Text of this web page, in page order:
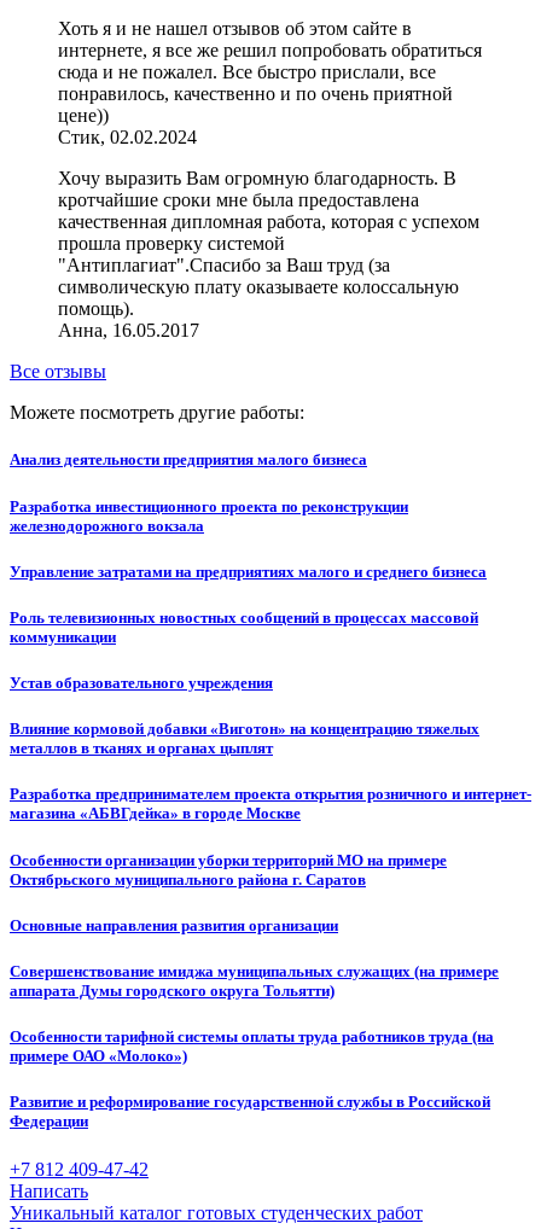
Хоть я и не нашел отзывов об этом сайте в
интернете, я все же решил попробовать обратиться
сюда и не пожалел. Все быстро прислали, все
понравилось, качественно и по очень приятной
цене))
Стик, 02.02.2024
Хочу выразить Вам огромную благодарность. В
кротчайшие сроки мне была предоставлена
качественная дипломная работа, которая с успехом
прошла проверку системой
"Антиплагиат".Спасибо за Ваш труд (за
символическую плату оказываете колоссальную
помощь).
Анна, 16.05.2017
Все отзывы
Можете посмотреть другие работы:
Анализ деятельности предприятия малого бизнеса
Разработка инвестиционного проекта по реконструкции
железнодорожного вокзала
Управление затратами на предприятиях малого и среднего бизнеса
Роль телевизионных новостных сообщений в процессах массовой
коммуникации
Устав образовательного учреждения
Влияние кормовой добавки «Виготон» на концентрацию тяжелых
металлов в тканях и органах цыплят
Разработка предпринимателем проекта открытия розничного и интернет-
магазина «АБВГдейка» в городе Москве
Особенности организации уборки территорий МО на примере
Октябрьского муниципального района г. Саратов
Основные направления развития организации
Совершенствование имиджа муниципальных служащих (на примере
аппарата Думы городского округа Тольятти)
Особенности тарифной системы оплаты труда работников труда (на
примере ОАО «Молоко»)
Развитие и реформирование государственной службы в Российской
Федерации
+7 812 409-47-42
Написать
Уникальный каталог готовых студенческих работ